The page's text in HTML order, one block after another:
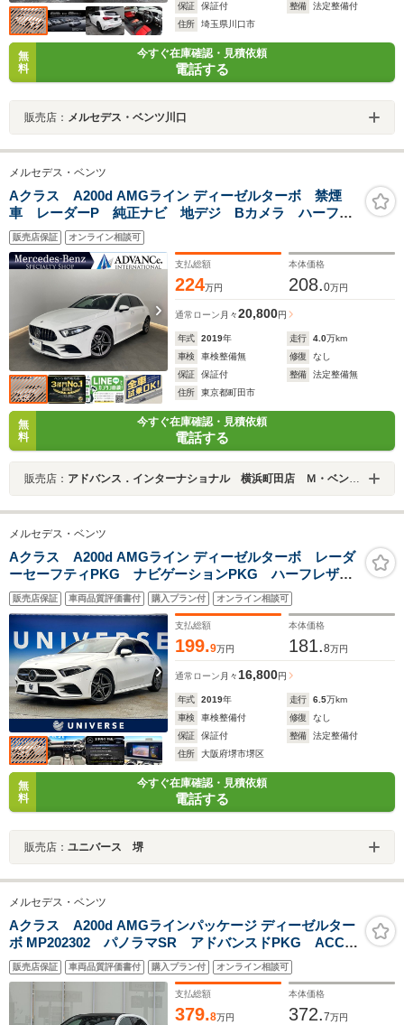
保証
保証付 整備
法定整備付
住所
埼玉県川口市
無
料
今すぐ在庫確認・見積依頼
電話する
販売店： メルセデス・ベンツ川口
メルセデス・ベンツ
Aクラス A200d AMGライン ディーゼルターボ 禁煙
車 レーダーP 純正ナビ 地デジ Bカメラ ハーフレ
ザー シートヒーター パワーシート パドルシフト
LED DSRC Bluetooth ドラレコ PTS キーレス
GO 18AW
販売店保証 オンライン相談可
支払総額
224万円
本体価格
208.0万円
通常ローン 月々20,800円
年式 2019年 走行 4.0万km
車検
車検整備無 修復
なし
保証
保証付 整備
法定整備無
住所
東京都町田市
無
料
今すぐ在庫確認・見積依頼
電話する
販売店： アドバンス．インターナショナル 横浜町田店 Ｍ・ベンツ専門店
メルセデス・ベンツ
Aクラス A200d AMGライン ディーゼルターボ レーダ
ーセーフティPKG ナビゲーションPKG ハーフレザー
シート 前席シートヒーター 前席パワーシート マル
チビームLEDヘッドライト アダプティブハイビームア
シストプラス 純正18インチAW 禁煙
販売店保証 車両品質評価書付 購入プラン付 オンライン相談可
支払総額
199.9万円
本体価格
181.8万円
通常ローン 月々 16,800円
年式 2019年 走行 6.5万km
車検
車検整備付 修復
なし
保証
保証付 整備
法定整備付
住所
大阪府堺市堺区
無
料
今すぐ在庫確認・見積依頼
電話する
販売店： ユニバース 堺
メルセデス・ベンツ
Aクラス A200d AMGラインパッケージ ディーゼルター
ボ MP202302 パノラマSR アドバンスドPKG ACC
ナビPKG 全方位 地デジ BT HUD ワイヤレス充
電 LED Aハイビーム 半革 シートH 保証書 取扱
説明書 スペアキー×1 純正18インチAW ETC
販売店保証 車両品質評価書付 購入プラン付 オンライン相談可
支払総額
379.8万円
本体価格
372.7万円